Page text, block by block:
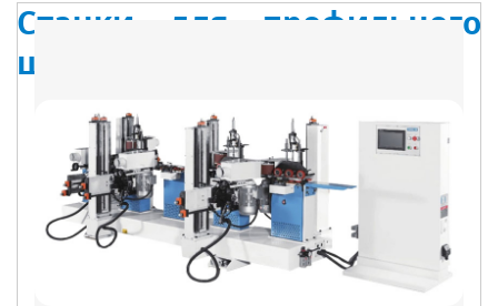
Станки для профильного
шлифования